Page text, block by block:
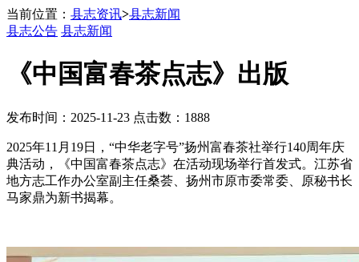
当前位置： 县志资讯>县志新闻
县志公告 县志新闻
《中国富春茶点志》出版
发布时间：2025-11-23 点击数：1888
2025年11月19日，“中华老字号”扬州富春茶社举行140周年庆
典活动，《中国富春茶点志》在活动现场举行首发式。江苏省
地方志工作办公室副主任桑荟、扬州市原市委常委、原秘书长
马家鼎为新书揭幕。